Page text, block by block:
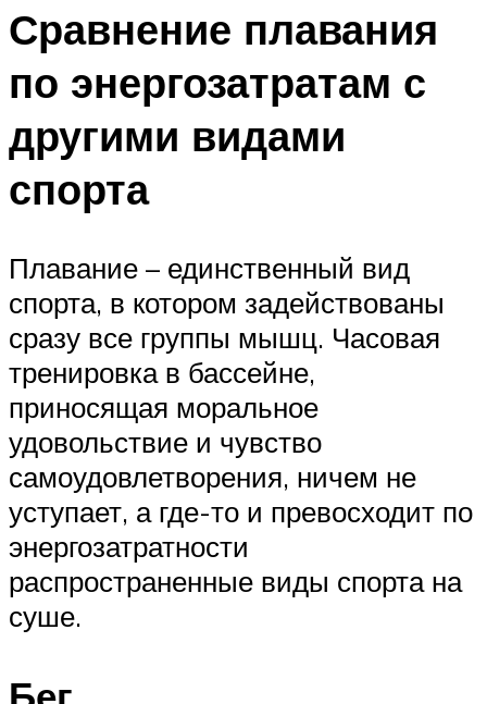
Сравнение плавания
по энергозатратам с
другими видами
спорта
Плавание – единственный вид
спорта, в котором задействованы
сразу все группы мышц. Часовая
тренировка в бассейне,
приносящая моральное
удовольствие и чувство
самоудовлетворения, ничем не
уступает, а где-то и превосходит по
энергозатратности
распространенные виды спорта на
суше.